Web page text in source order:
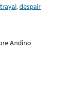
,despair
Andino